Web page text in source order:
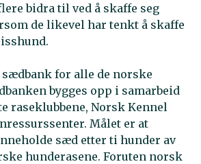
bidra til ved å skaffe seg
de likevel har tenkt å skaffe
sædbank for alle de norske
bygges opp i samarbeid
raseklubbene, Norsk Kennel
Målet er at
sæd etter ti hunder av
hunderasene. Foruten norsk